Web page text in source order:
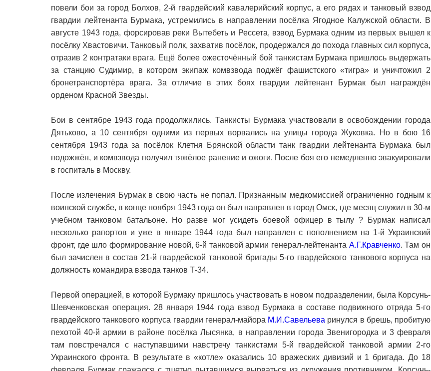
повели бои за город Болхов, 2-й гвардейский кавалерийский корпус, а его рядах и танковый взвод
гвардии лейтенанта Бурмака, устремились в направлении посёлка Ягодное Калужской области. В
августе 1943 года, форсировав реки Вытебеть и Рессета, взвод Бурмака одним из первых вышел к
посёлку Хвастовичи. Танковый полк, захватив посёлок, продержался до похода главных сил корпуса,
отразив 2 контратаки врага. Ещё более ожесточённый бой танкистам Бурмака пришлось выдержать
за станцию Судимир, в котором экипаж комвзвода поджёг фашистского «тигра» и уничтожил 2
бронетранспортёра врага. За отличие в этих боях гвардии лейтенант Бурмак был награждён
орденом Красной Звезды.
Бои в сентябре 1943 года продолжились. Танкисты Бурмака участвовали в освобождении города
Дятьково, а 10 сентября одними из первых ворвались на улицы города Жуковка. Но в бою 16
сентября 1943 года за посёлок Клетня Брянской области танк гвардии лейтенанта Бурмака был
подожжён, и комвзвода получил тяжёлое ранение и ожоги. После боя его немедленно эвакуировали
в госпиталь в Москву.
После излечения Бурмак в свою часть не попал. Признанным медкомиссией ограниченно годным к
воинской службе, в конце ноября 1943 года он был направлен в город Омск, где месяц служил в 30-м
учебном танковом батальоне. Но разве мог усидеть боевой офицер в тылу ? Бурмак написал
несколько рапортов и уже в январе 1944 года был направлен с пополнением на 1-й Украинский
фронт, где шло формирование новой, 6-й танковой армии генерал-лейтенанта А.Г.Кравченко. Там он
был зачислен в состав 21-й гвардейской танковой бригады 5-го гвардейского танкового корпуса на
должность командира взвода танков Т-34.
Первой операцией, в которой Бурмаку пришлось участвовать в новом подразделении, была Корсунь-
Шевченковская операция. 28 января 1944 года взвод Бурмака в составе подвижного отряда 5-го
гвардейского танкового корпуса гвардии генерал-майора М.И.Савельева ринулся в брешь, пробитую
пехотой 40-й армии в районе посёлка Лысянка, в направлении города Звенигородка и 3 февраля
там повстречался с наступавшими навстречу танкистами 5-й гвардейской танковой армии 2-го
Украинского фронта. В результате в «котле» оказались 10 вражеских дивизий и 1 бригада. До 18